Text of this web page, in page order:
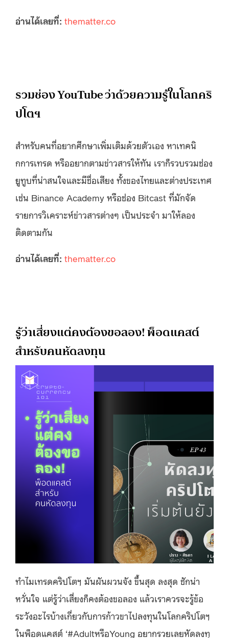
อ่านได้เลยที่: thematter.co
รวมช่อง YouTube ว่าด้วยความรู้ในโลกคริ
ปโตฯ
สำหรับคนที่อยากศึกษาเพิ่มเติมด้วยตัวเอง หาเทคนิ
กการเทรด หรืออยากตามข่าวสารให้ทัน เราก็รวบรวมช่อง
ยูทูบที่น่าสนใจและมีชื่อเสียง ทั้งของไทยและต่างประเทศ
เช่น Binance Academy หรือช่อง Bitcast ที่มักจัด
รายการวิเคราะห์ข่าวสารต่างๆ เป็นประจำ มาให้ลอง
ติดตามกัน
อ่านได้เลยที่: thematter.co
รู้ว่าเสี่ยงแต่คงต้องขอลอง! พ็อดแคสต์
สำหรับคนหัดลงทุน
ทำไมเทรดคริปโตฯ มันผันผวนจัง ขึ้นสุด ลงสุด ชักน่า
หวั่นใจ แต่รู้ว่าเสี่ยงก็คงต้องขอลอง แล้วเราควรจะรู้ข้อ
ระวังอะไรบ้างเกี่ยวกับการก้าวขาไปลงทุนในโลกคริปโตฯ
ในพ็อดแคสต์ ‘#AdultหรือYoung อยากรวยเลยหัดลงทุ